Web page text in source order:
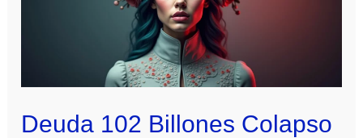
Deuda 102 Billones Colapso